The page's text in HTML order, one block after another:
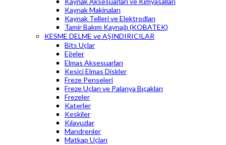
Kaynak Makinaları
Kaynak Telleri ve Elektrodları
Tamir Bakım Kaynağı (KOBATEK)
KESME DELME ve AŞINDIRICILAR
Bits Uçlar
Eğeler
Elmas Aksesuarları
Kesici Elmas Diskler
Freze Penseleri
Freze Uçları ve Palanya Bıçakları
Frezeler
Katerler
Keskiler
Kılavuzlar
Mandrenler
Matkap Uçları